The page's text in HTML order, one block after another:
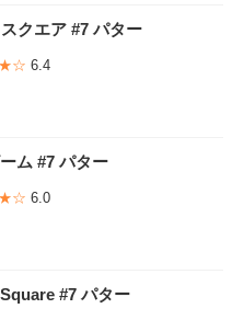
クエア #7 パター
6.4
ム #7 パター
6.0
#7 パター